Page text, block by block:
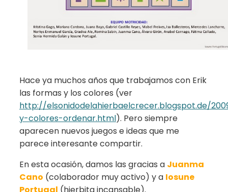
Hace ya muchos años que trabajamos con Erik
las formas y los colores (ver
http://elsonidodelahierbaelcrecer.blogspot.de/
y-colores-ordenar.html). Pero siempre
aparecen nuevos juegos e ideas que me
parece interesante compartir.
En esta ocasión, damos las gracias a Juanma
Cano (colaborador muy activo) y a Iosune